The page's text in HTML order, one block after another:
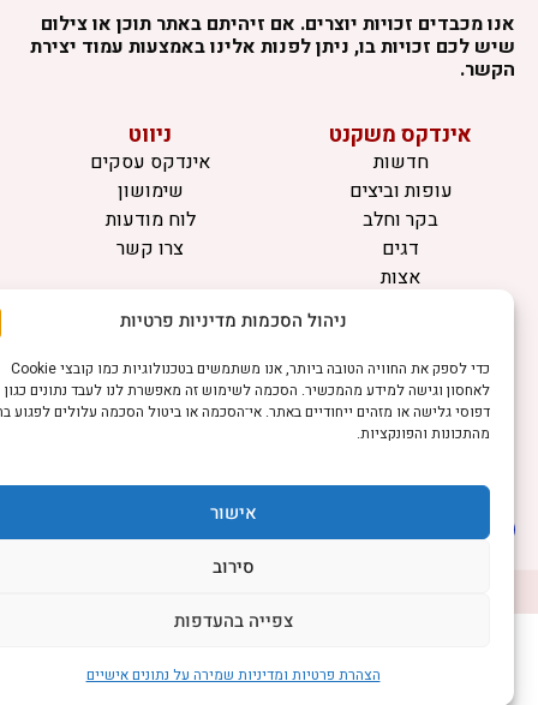
ניהול הסכמות מדיניות פרטיות
כדי לספק את החוויה הטובה ביותר, אנו משתמשים בטכנולוגיות כמו קובצי Cookie
לאחסון וגישה למידע מהמכשיר. הסכמה לשימוש זה מאפשרת לנו לעבד נתונים כגון
דפוסי גלישה או מזהים ייחודיים באתר. אי־הסכמה או ביטול הסכמה עלולים לפגוע בחלק
מהתכונות והפונקציות.
אישור
סירוב
צפייה בהעדפות
הצהרת פרטיות ומדיניות שמירה על נתונים אישיים
מכבדים זכויות יוצרים. אם זיהיתם באתר תוכן או צילום
לכם זכויות בו, ניתן לפנות אלינו באמצעות עמוד יצירת
אינדקס משקנט
חדשות
עופות וביצים
בקר וחלב
דגים
אצות
ניווט
אינדקס עסקים
שימושון
לוח מודעות
צרו קשר
מידע
תקנון
הרשמה לניוזלטר